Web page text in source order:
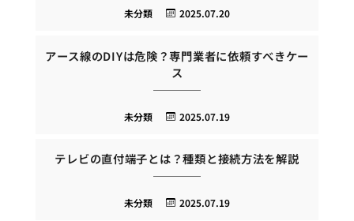
2025.07.20
未分類
アース線のDIYは危険？専門業者に依頼すべきケー
ス
2025.07.19
未分類
テレビの直付端子とは？種類と接続方法を解説
2025.07.19
未分類